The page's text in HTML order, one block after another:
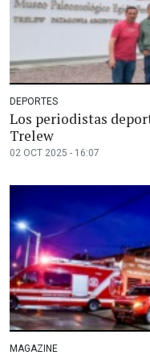
DEPORTES
Los periodistas
Trelew
02 OCT 2025 - 16:07
MAGAZINE